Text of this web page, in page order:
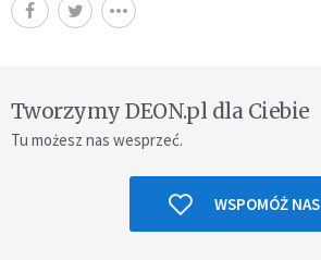
Tworzymy DEON.pl dla Ciebie
Tu możesz nas wesprzeć.
WSPOMÓŻ NAS